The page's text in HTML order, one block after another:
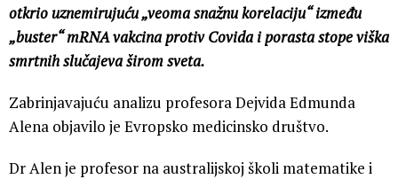
otkrio uznemirujuću „veoma snažnu korelaciju“ između
„buster“ mRNA vakcina protiv Covida i porasta stope viška
smrtnih slučajeva širom sveta.
Zabrinjavajuću analizu profesora Dejvida Edmunda
Alena objavilo je Evropsko medicinsko društvo.
Dr Alen je profesor na australijskoj školi matematike i